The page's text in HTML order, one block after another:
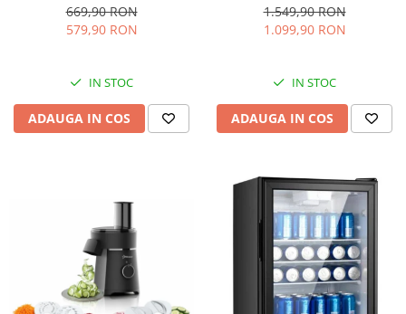
interioara, Compartiment
gheata, H 82 cm, Alb
669,90 RON
579,90 RON
IN STOC
ADAUGA IN COS
Termostat reglabil, Iluminare
LED, Picioare ajustabile, Usi
1.549,90 RON
1.099,90 RON
IN STOC
ADAUGA IN COS